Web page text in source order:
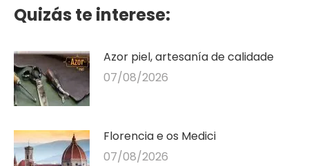
Quizás te interese:
Azor piel, artesanía de calidade
07/08/2026
Florencia e os Medici
07/08/2026